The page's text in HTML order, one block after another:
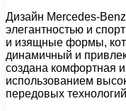
Дизайн Mercedes-
элегантностью и
и изящные формы,
динамичный и
создана комфортная
использованием
передовых